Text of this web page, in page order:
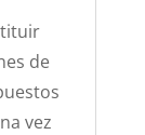
de
vez